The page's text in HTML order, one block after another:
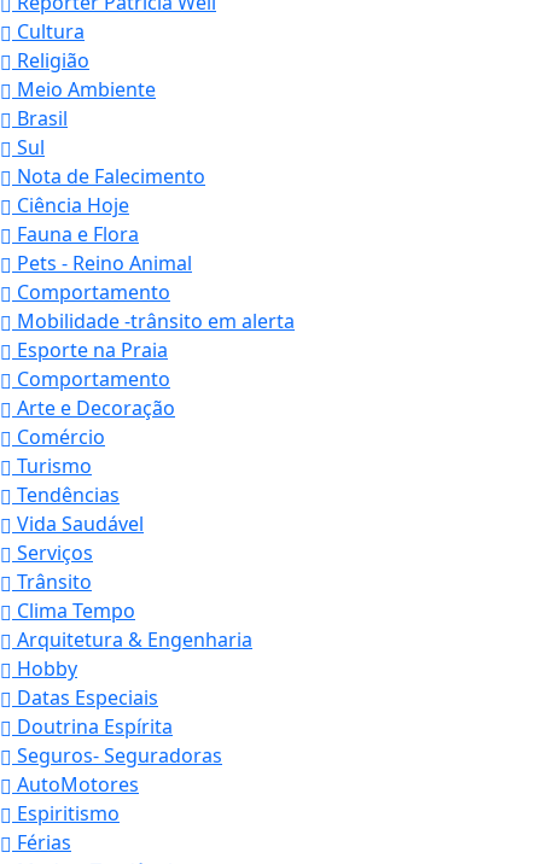
Cultura
Religião
Meio Ambiente
Brasil
Sul
Nota de Falecimento
Ciência Hoje
Fauna e Flora
Pets - Reino Animal
Comportamento
Mobilidade -trânsito em alerta
Esporte na Praia
Comportamento
Arte e Decoração
Comércio
Turismo
Tendências
Vida Saudável
Serviços
Trânsito
Clima Tempo
Arquitetura & Engenharia
Hobby
Datas Especiais
Doutrina Espírita
Seguros- Seguradoras
AutoMotores
Espiritismo
Férias